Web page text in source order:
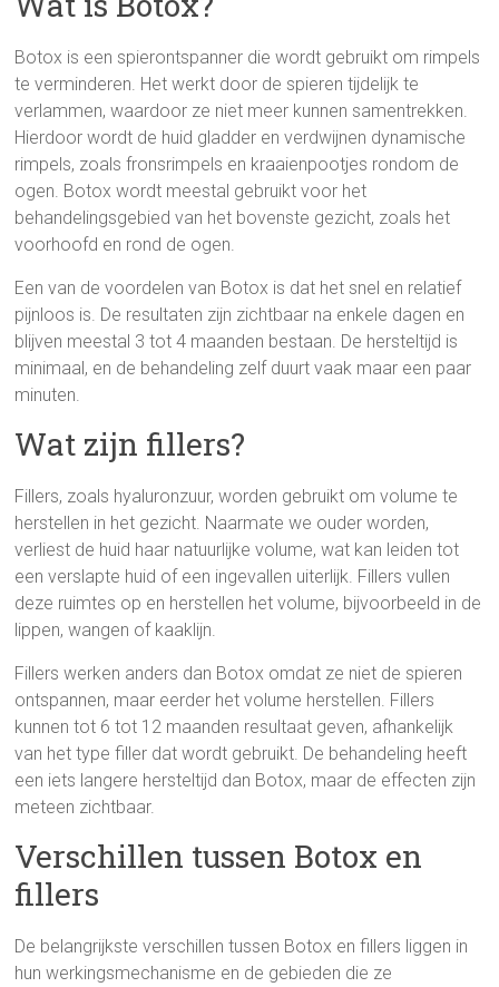
Botox is een spierontspanner die wordt gebruikt om rimpels
te verminderen. Het werkt door de spieren tijdelijk te
verlammen, waardoor ze niet meer kunnen samentrekken.
Hierdoor wordt de huid gladder en verdwijnen dynamische
rimpels, zoals fronsrimpels en kraaienpootjes rondom de
ogen. Botox wordt meestal gebruikt voor het
behandelingsgebied van het bovenste gezicht, zoals het
voorhoofd en rond de ogen.
Een van de voordelen van Botox is dat het snel en relatief
pijnloos is. De resultaten zijn zichtbaar na enkele dagen en
blijven meestal 3 tot 4 maanden bestaan. De hersteltijd is
minimaal, en de behandeling zelf duurt vaak maar een paar
minuten.
Wat zijn fillers?
Fillers, zoals hyaluronzuur, worden gebruikt om volume te
herstellen in het gezicht. Naarmate we ouder worden,
verliest de huid haar natuurlijke volume, wat kan leiden tot
een verslapte huid of een ingevallen uiterlijk. Fillers vullen
deze ruimtes op en herstellen het volume, bijvoorbeeld in de
lippen, wangen of kaaklijn.
Fillers werken anders dan Botox omdat ze niet de spieren
ontspannen, maar eerder het volume herstellen. Fillers
kunnen tot 6 tot 12 maanden resultaat geven, afhankelijk
van het type filler dat wordt gebruikt. De behandeling heeft
een iets langere hersteltijd dan Botox, maar de effecten zijn
meteen zichtbaar.
Verschillen tussen Botox en
fillers
De belangrijkste verschillen tussen Botox en fillers liggen in
hun werkingsmechanisme en de gebieden die ze